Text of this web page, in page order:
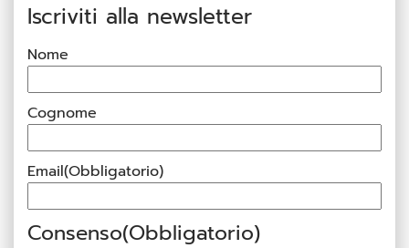
Iscriviti alla newsletter
Nome
Cognome
Email(Obbligatorio)
Consenso(Obbligatorio)